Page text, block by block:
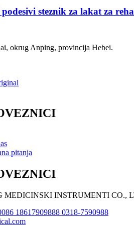
steznik za lakat za
okrug Anping, provincija Hebei.
pitanja
MEDICINSKI INSTRUMENTI CO.,
18617909888 0318-7590988